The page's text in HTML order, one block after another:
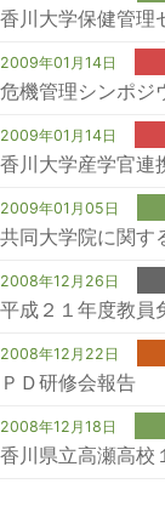
香川大学保健管理
2009年01月14日
危機管理シンポジ
2009年01月14日
香川大学産学官連
2009年01月05日
共同大学院に関す
2008年12月26日
平成２１年度教員
2008年12月22日
ＰＤ研修会報告
2008年12月18日
香川県立高瀬高校